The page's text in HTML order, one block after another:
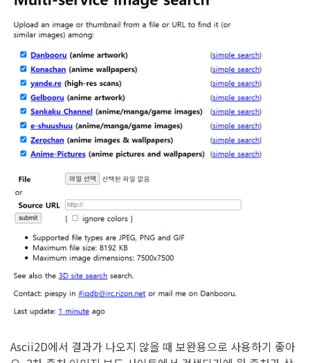
Ascii2D에서 결과가 나오지 않을 때 보완용으로 사용하기 좋아